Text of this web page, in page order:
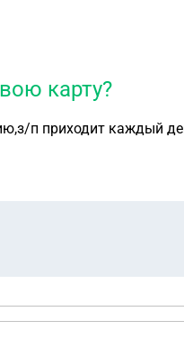
карту?
п приходит каждый